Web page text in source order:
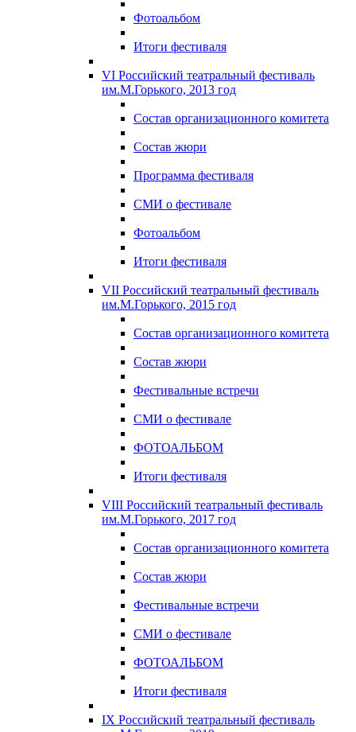
Фотоальбом
Итоги фестиваля
VI Российский театральный фестиваль
им.М.Горького, 2013 год
Состав организационного комитета
Состав жюри
Программа фестиваля
СМИ о фестивале
Фотоальбом
Итоги фестиваля
VII Российский театральный фестиваль
им.М.Горького, 2015 год
Состав организационного комитета
Состав жюри
Фестивальные встречи
СМИ о фестивале
ФОТОАЛЬБОМ
Итоги фестиваля
VIII Российский театральный фестиваль
им.М.Горького, 2017 год
Состав организационного комитета
Состав жюри
Фестивальные встречи
СМИ о фестивале
ФОТОАЛЬБОМ
Итоги фестиваля
IX Российский театральный фестиваль